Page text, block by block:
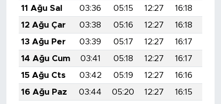
11 Ağu Sal
03:36 05:15 12:27 16:18
12 Ağu Çar
03:38 05:16 12:27 16:18
13 Ağu Per
03:39 05:17 12:27 16:17
14 Ağu Cum
03:41 05:18 12:27 16:17
15 Ağu Cts
03:42 05:19 12:27 16:16
16 Ağu Paz
03:44 05:20 12:27 16:15